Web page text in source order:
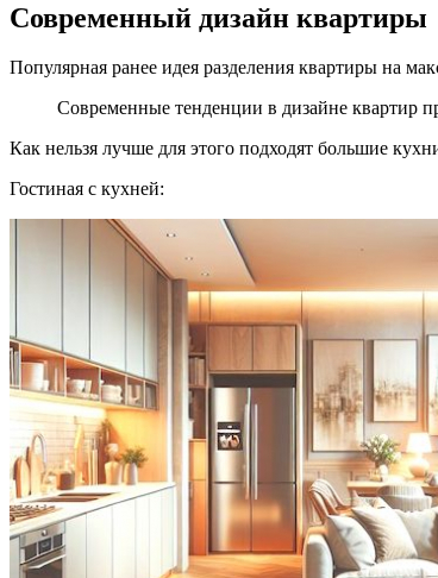
Современный дизайн квартиры
Популярная ранее идея разделения квартиры на
Современные тенденции в дизайне квартир
Как нельзя лучше для этого подходят большие
Гостиная с кухней: